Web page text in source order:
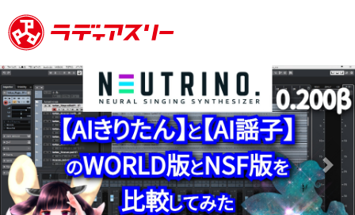
Previous Next